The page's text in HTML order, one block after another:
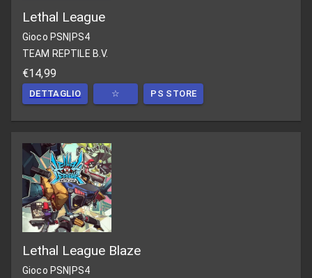
Lethal League
Gioco PSN|PS4
TEAM REPTILE B.V.
€14,99
DETTAGLIO ☆ PS STORE
Lethal League Blaze
Gioco PSN PS4